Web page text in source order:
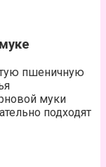
пшеничную
муки
подходят